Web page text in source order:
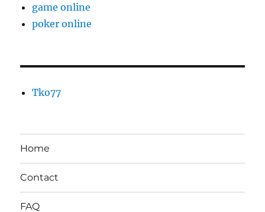
game online
poker online
Tko77
Home
Contact
FAQ